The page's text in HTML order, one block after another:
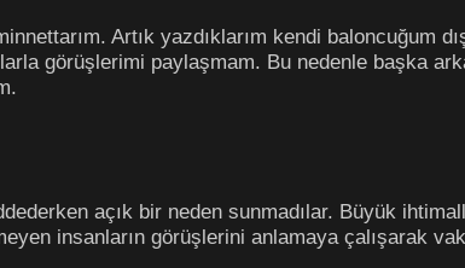
Artık yazdıklarım kendi baloncuğum
görüşlerimi paylaşmam. Bu nedenle başka
açık bir neden sunmadılar. Büyük
insanların görüşlerini anlamaya çalışarak